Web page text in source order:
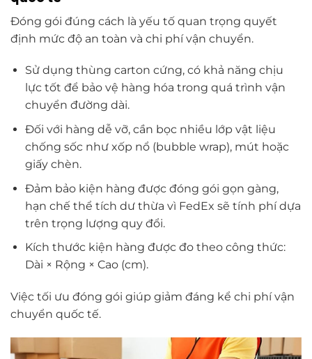
Đóng gói đúng cách là yếu tố quan trọng quyết
định mức độ an toàn và chi phí vận chuyển.
Sử dụng thùng carton cứng, có khả năng chịu
lực tốt để bảo vệ hàng hóa trong quá trình vận
chuyển đường dài.
Đối với hàng dễ vỡ, cần bọc nhiều lớp vật liệu
chống sốc như xốp nổ (bubble wrap), mút hoặc
giấy chèn.
Đảm bảo kiện hàng được đóng gói gọn gàng,
hạn chế thể tích dư thừa vì FedEx sẽ tính phí dựa
trên trọng lượng quy đổi.
Kích thước kiện hàng được đo theo công thức:
Dài × Rộng × Cao (cm).
Việc tối ưu đóng gói giúp giảm đáng kể chi phí vận
chuyển quốc tế.